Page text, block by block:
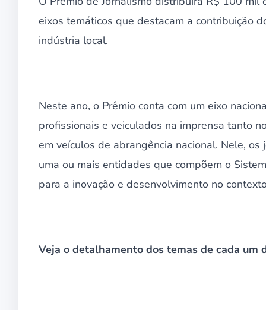
eixos temáticos que destacam a contribuição
indústria local.
Neste ano, o Prêmio conta com um eixo
profissionais e veiculados na imprensa tanto
em veículos de abrangência nacional. Nele,
uma ou mais entidades que compõem o
para a inovação e desenvolvimento no
Veja o detalhamento dos temas de cada um